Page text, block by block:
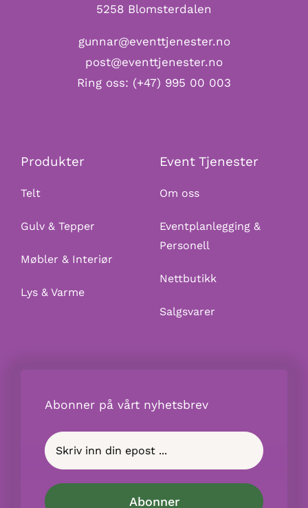
5258 Blomsterdalen
gunnar@eventtjenester.no
post@eventtjenester.no
Ring oss: (+47) 995 00 003
Produkter
Telt
Gulv & Tepper
Møbler & Interiør
Lys & Varme
Event Tjenester
Om oss
Eventplanlegging &
Personell
Nettbutikk
Salgsvarer
Abonner på vårt nyhetsbrev